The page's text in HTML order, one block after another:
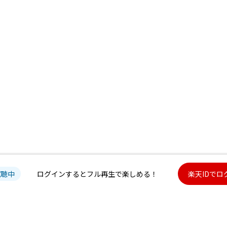
中 ログインするとフル再生で楽しめる！ 楽天IDでロ